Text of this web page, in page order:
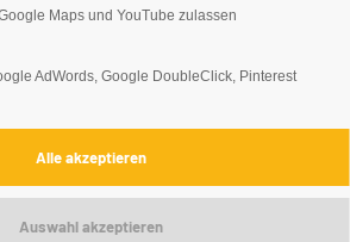
Maps und YouTube zulassen
AdWords, Google DoubleClick, Pinterest